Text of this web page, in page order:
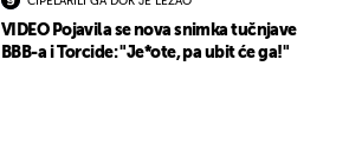
VIDEO Pojavila se nova snimka tučnjave
BBB-a i Torcide: "Je*ote, pa ubit će ga!"